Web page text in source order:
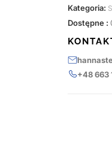
Kategoria:
Dostępne :
+48 663